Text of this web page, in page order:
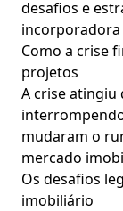
desafios e
incorporadora
Como a crise
projetos
A crise
mudaram o
mercado
Os desafios
imobiliário